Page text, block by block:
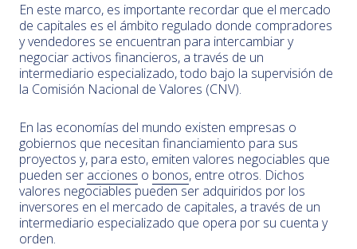
En este marco, es importante recordar que el mercado
de capitales es el ámbito regulado donde compradores
y vendedores se encuentran para intercambiar y
negociar activos financieros, a través de un
intermediario especializado, todo bajo la supervisión de
la Comisión Nacional de Valores (CNV).
En las economías del mundo existen empresas o
gobiernos que necesitan financiamiento para sus
proyectos y, para esto, emiten valores negociables que
pueden ser acciones o bonos, entre otros. Dichos
valores negociables pueden ser adquiridos por los
inversores en el mercado de capitales, a través de un
intermediario especializado que opera por su cuenta y
orden.